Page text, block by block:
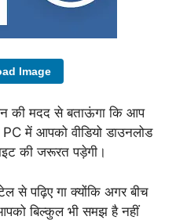
Image
की मदद से बताऊंगा कि आप
में आपको वीडियो डाउनलोड
की जरूरत पड़ेगी।
से पढ़िए गा क्योंकि अगर बीच
बिल्कुल भी समझ है नहीं